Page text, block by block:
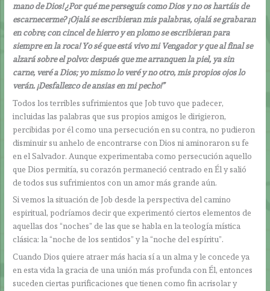
mano de Dios! ¿Por qué me perseguís como Dios y no os hartáis de
escarnecerme? ¡Ojalá se escribieran mis palabras, ojalá se grabaran
en cobre; con cincel de hierro y en plomo se escribieran para
siempre en la roca! Yo sé que está vivo mi Vengador y que al final se
alzará sobre el polvo: después que me arranquen la piel, ya sin
carne, veré a Dios; yo mismo lo veré y no otro, mis propios ojos lo
verán. ¡Desfallezco de ansias en mi pecho!”
Todos los terribles sufrimientos que Job tuvo que padecer,
incluidas las palabras que sus propios amigos le dirigieron,
percibidas por él como una persecución en su contra, no pudieron
disminuir su anhelo de encontrarse con Dios ni aminoraron su fe
en el Salvador. Aunque experimentaba como persecución aquello
que Dios permitía, su corazón permaneció centrado en Él y salió
de todos sus sufrimientos con un amor más grande aún.
Si vemos la situación de Job desde la perspectiva del camino
espiritual, podríamos decir que experimentó ciertos elementos de
aquellas dos “noches” de las que se habla en la teología mística
clásica: la “noche de los sentidos” y la “noche del espíritu”.
Cuando Dios quiere atraer más hacia sí a un alma y le concede ya
en esta vida la gracia de una unión más profunda con Él, entonces
suceden ciertas purificaciones que tienen como fin acrisolar y